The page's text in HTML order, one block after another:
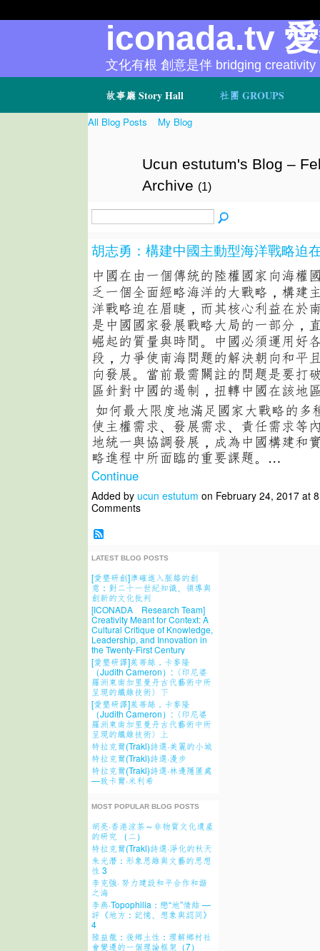
故事廳 Story Hall 社團 GROUPS
iconada.tv
文化有根 創意是伴 bridging creativity
All Blog Posts My Blog
Ucun estutum's Blog –
Archive (1)
胡志勇：構建中國主動型海洋戰略迫
中國在由一個傳統的陸權國家向海權
乏一個全面經略海洋的大戰略，構建
洋戰略迫在眉睫，而其核心利益在於
是中國國家發展戰略大局的一部分，
崛起的質量與時間。中國必須運用好
段，力爭使南海問題的解決朝向和平
向發展。當前最需關註的問題是要打
區針對中國的遏制，扭轉中國在該地
如何最大限度地滿足國家大戰略的多
使主權需求、發展需求、責任需求等
地統一與協調發展，成為中國構建和
略進程中所面臨的重要課題。…
Continue
Added by ucun estutum on February 24, 2017 at
Comments
LATEST BLOG POSTS
[愛墾研創]準確進入脈絡的創
意：對二十一世紀知識、領導與
創新的文化批判
[ICONADA Research Team]
Creativity Meant for Context: A
Cultural Critique of Knowledge,
Leadership, and Innovation in
the Twenty-First Century
[愛墾研譯]茱蒂絲．卡麥隆
（Judith Cameron）:〈印尼婆
羅洲東南加里曼丹古代藝術中所
呈現的纖維技術〉下
[愛墾研譯]茱蒂絲．卡麥隆
（Judith Cameron）:〈印尼婆
羅洲東南加里曼丹古代藝術中所
呈現的纖維技術〉上
特拉克爾(Trakl)詩選·美麗的小城
特拉克爾(Trakl)詩選·漫步
特拉克爾(Trakl)詩選·林邊隱匿處
—致卡爾·米利希
MOST POPULAR BLOG POSTS
胡亮·香港涼茶～非物質文化遺產
的研究 （二）
特拉克爾(Trakl)詩選·淨化的秋天
朱光潛：形象思維與文藝的思想
性 3
李克強· 努力建設和平合作和諧
之海
李燕·Topophilia：戀“地”情結 —
評《地方：記憶、想象與認同》
4
陸益龍：後鄉土性：理解鄉村社
會變遷的一個理論框架（7）